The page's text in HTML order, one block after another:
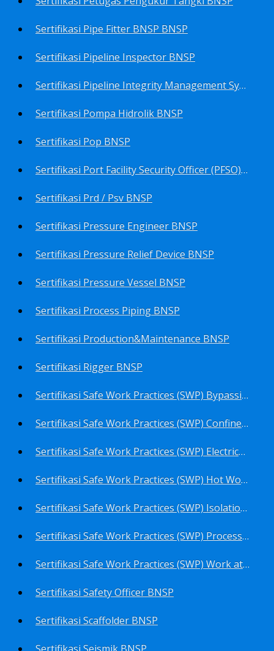
Sertifikasi Pipe Fitter BNSP BNSP
Sertifikasi Pipeline Inspector BNSP
Sertifikasi Pipeline Integrity Management System (Pims) BNSP
Sertifikasi Pompa Hidrolik BNSP
Sertifikasi Pop BNSP
Sertifikasi Port Facility Security Officer (PFSO) BNSP
Sertifikasi Prd / Psv BNSP
Sertifikasi Pressure Engineer BNSP
Sertifikasi Pressure Relief Device BNSP
Sertifikasi Pressure Vessel BNSP
Sertifikasi Process Piping BNSP
Sertifikasi Production&Maintenance BNSP
Sertifikasi Rigger BNSP
Sertifikasi Safe Work Practices (SWP) Bypassing Critical Protection BNSP
Sertifikasi Safe Work Practices (SWP) Confined Space Entry BNSP
Sertifikasi Safe Work Practices (SWP) Electrical Safe Work BNSP
Sertifikasi Safe Work Practices (SWP) Hot Work BNSP
Sertifikasi Safe Work Practices (SWP) Isolation of Hazardous Energy BNSP
Sertifikasi Safe Work Practices (SWP) Process Overview and Awareness BNSP
Sertifikasi Safe Work Practices (SWP) Work at Height BNSP
Sertifikasi Safety Officer BNSP
Sertifikasi Scaffolder BNSP